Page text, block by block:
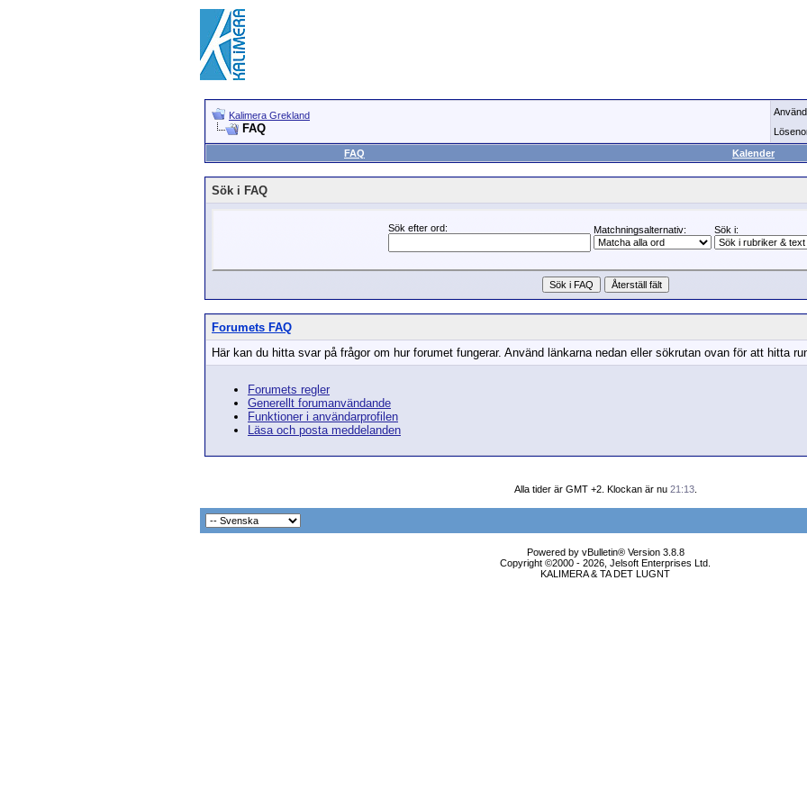
Kalimera Grekland
FAQ
FAQ
Kalender
Sök i FAQ
Sök efter ord: Matchningsalternativ: Sök i:
Forumets FAQ
Här kan du hitta svar på frågor om hur forumet fungerar. Använd länkarna nedan eller sökrutan ovan för att hitta
Forumets regler
Generellt forumanvändande
Funktioner i användarprofilen
Läsa och posta meddelanden
Alla tider är GMT +2. Klockan är nu 21:13.
Powered by vBulletin® Version 3.8.8
Copyright ©2000 - 2026, Jelsoft Enterprises Ltd.
KALIMERA & TA DET LUGNT